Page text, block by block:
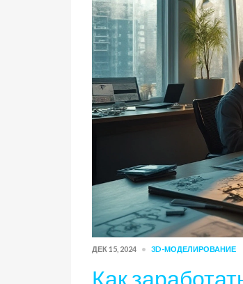
ДЕК 15, 2024 3D-МОДЕЛИРОВАНИЕ
Как